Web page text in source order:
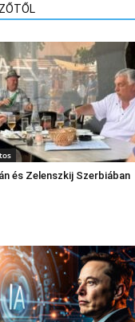
és Zelenszkij Szerbiában